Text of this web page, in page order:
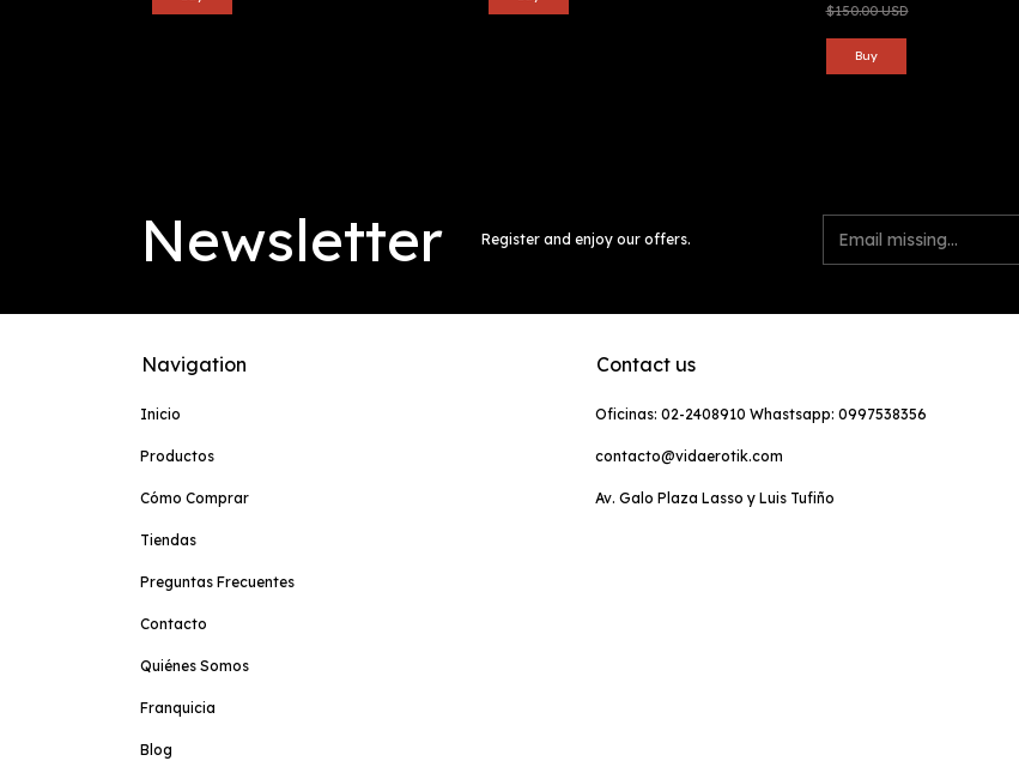
$150.00 USD
Newsletter Register and enjoy our offers.
Navigation
Inicio
Productos
Cómo Comprar
Tiendas
Preguntas Frecuentes
Contacto
Quiénes Somos
Franquicia
Blog
Contact us
Oficinas: 02-2408910 Whastsapp: 0997538356
contacto@vidaerotik.com
Av. Galo Plaza Lasso y Luis Tufiño